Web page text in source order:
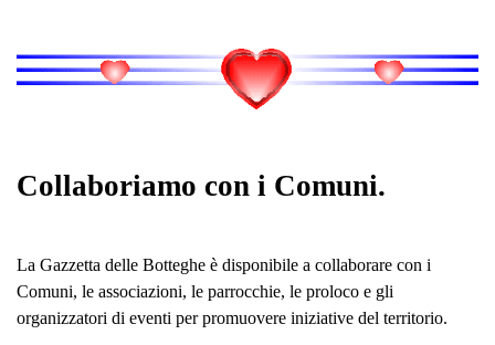
Collaboriamo con i Comuni.
La Gazzetta delle Botteghe è disponibile a collaborare con i
Comuni, le associazioni, le parrocchie, le proloco e gli
organizzatori di eventi per promuovere iniziative del territorio.